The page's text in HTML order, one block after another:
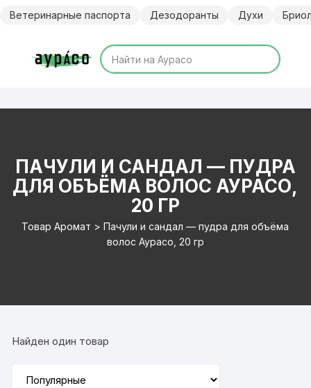
Ветеринарные паспорта Дезодоранты Духи
ПАЧУЛИ И САНДАЛ — ПУДРА
ДЛЯ ОБЪЁМА ВОЛОС АУРАСО,
20 ГР
Товар Аромат > Пачули и сандал — пудра для объёма
волос Аурасо, 20 гр
Найден один товар